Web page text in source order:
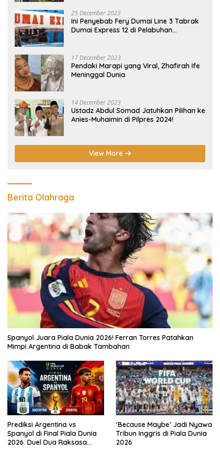
25 December 2023
Ini Penyebab Fery Dumai Line 3 Tabrak
Dumai Express 12 di Pelabuhan
17 December 2023
Pendaki Marapi yang Viral, Zhafirah Ife
Meninggal Dunia
14 December 2023
Ustadz Abdul Somad Jatuhkan Pilihan ke
Anies-Muhaimin di Pilpres 2024!
View More
Berita Olahraga
Spanyol Juara Piala Dunia 2026! Ferran Torres Patahkan
Mimpi Argentina di Babak Tambahan
Prediksi Argentina vs
Spanyol di Final Piala Dunia
2026: Duel Dua Raksasa
‘Because Maybe’ Jadi Nyawa
Tribun Inggris di Piala Dunia
2026